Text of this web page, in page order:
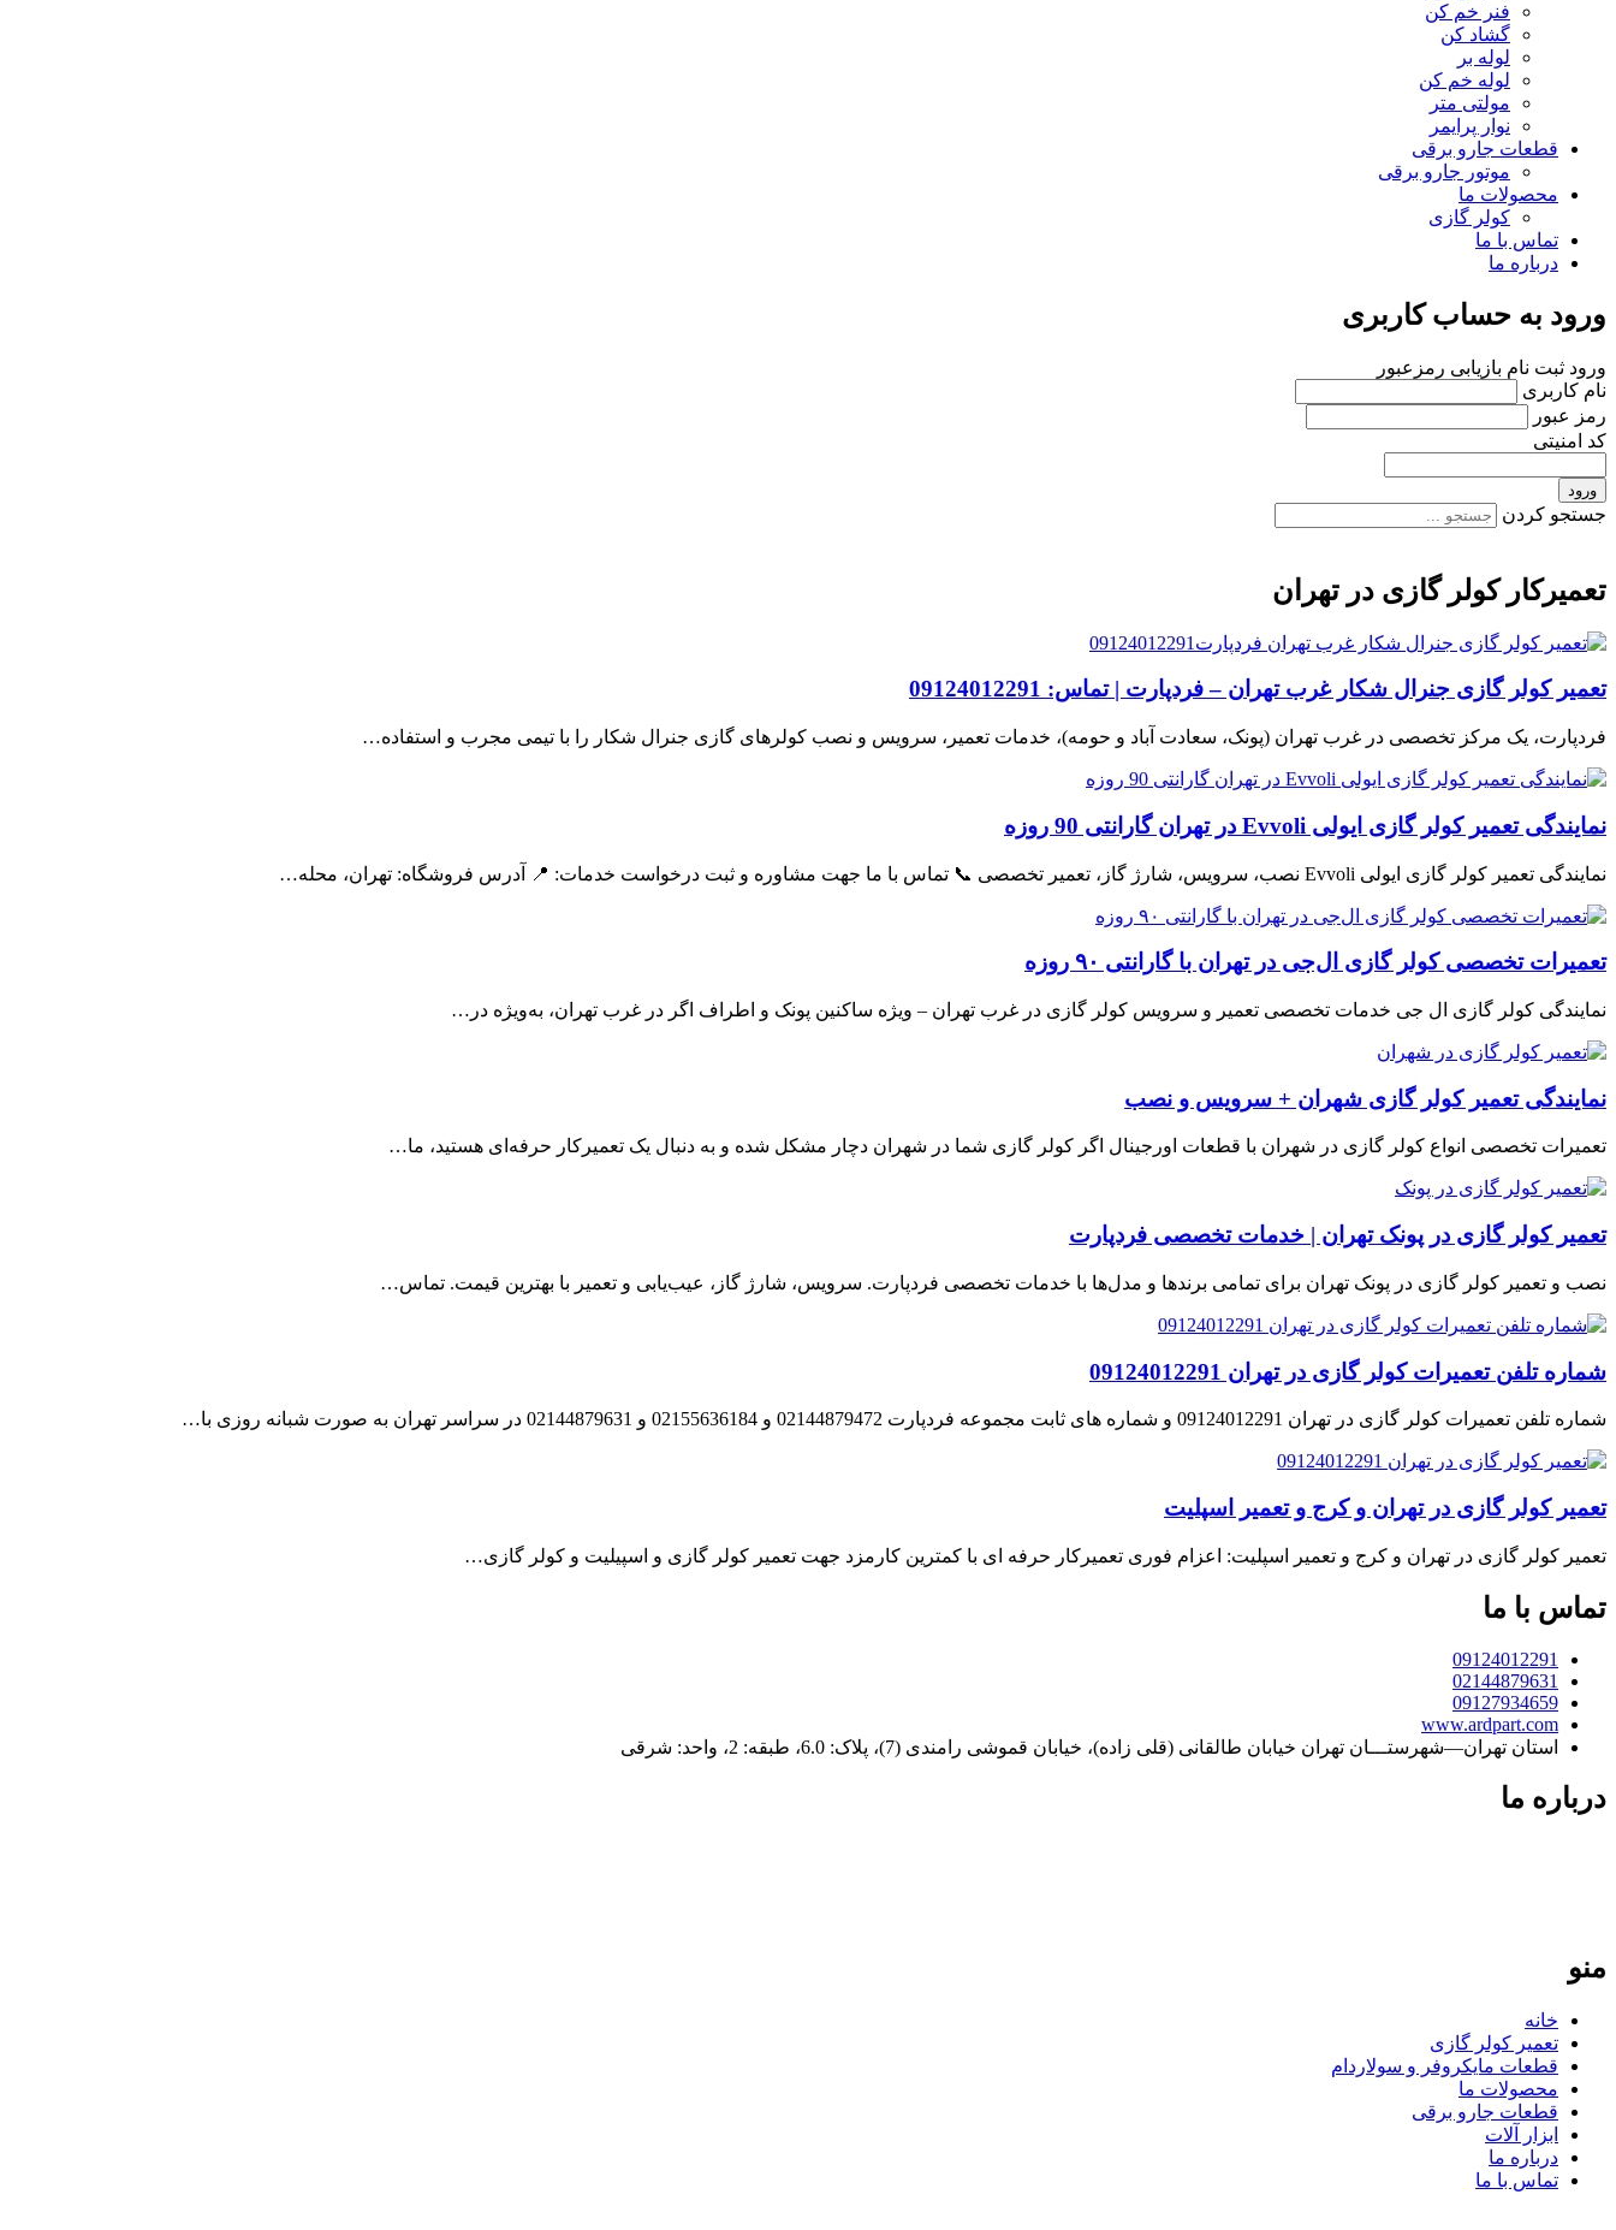
فنر خم کن
گشاد کن
لوله بر
لوله خم کن
مولتی متر
نوار پرایمر
قطعات جارو برقی
موتور جارو برقی
محصولات ما
کولر گازی
تماس با ما
درباره ما
ورود به حساب کاربری
ورود ثبت نام بازیابی رمزعبور
نام کاربری
رمز عبور
کد امنیتی
ورود
جستجو کردن
تعمیرکار کولر گازی در تهران
تعمیر کولر گازی جنرال شکار غرب تهران – فردپارت | تماس: 09124012291
فردپارت، یک مرکز تخصصی در غرب تهران (پونک، سعادت آباد و حومه)، خدمات تعمیر، سرویس و نصب کولرهای گازی جنرال شکار را با تیمی مجرب و استفاده…
نمایندگی تعمیر کولر گازی ایولی Evvoli در تهران گارانتی 90 روزه
نمایندگی تعمیر کولر گازی ایولی Evvoli نصب، سرویس، شارژ گاز، تعمیر تخصصی 📞 تماس با ما جهت مشاوره و ثبت درخواست خدمات: 📍 آدرس فروشگاه: تهران، محله…
تعمیرات تخصصی کولر گازی ال‌جی در تهران با گارانتی ۹۰ روزه
نمایندگی کولر گازی ال جی خدمات تخصصی تعمیر و سرویس کولر گازی در غرب تهران – ویژه ساکنین پونک و اطراف اگر در غرب تهران، به‌ویژه در…
نمایندگی تعمیر کولر گازی شهران + سرویس و نصب
تعمیرات تخصصی انواع کولر گازی در شهران با قطعات اورجینال اگر کولر گازی شما در شهران دچار مشکل شده و به دنبال یک تعمیرکار حرفه‌ای هستید، ما…
تعمیر کولر گازی در پونک تهران | خدمات تخصصی فردپارت
نصب و تعمیر کولر گازی در پونک تهران برای تمامی برندها و مدل‌ها با خدمات تخصصی فردپارت. سرویس، شارژ گاز، عیب‌یابی و تعمیر با بهترین قیمت. تماس…
شماره تلفن تعمیرات کولر گازی در تهران 09124012291
شماره تلفن تعمیرات کولر گازی در تهران 09124012291 و شماره های ثابت مجموعه فردپارت 02144879472 و 02155636184 و 02144879631 در سراسر تهران به صورت شبانه روزی با…
تعمیر کولر گازی در تهران و کرج و تعمیر اسپلیت
تعمیر کولر گازی در تهران و کرج و تعمیر اسپلیت: اعزام فوری تعمیرکار حرفه ای با کمترین کارمزد جهت تعمیر کولر گازی و اسپیلیت و کولر گازی…
تماس با ما
09124012291
02144879631
09127934659
www.ardpart.com
استان تهران—شهرستـــان تهران خیابان طالقانی (قلی زاده)، خیابان قموشی رامندی (7)، پلاک: 6.0، طبقه: 2، واحد: شرقی
درباره ما
منو
خانه
تعمیر کولر گازی
قطعات مایکروفر و سولاردام
محصولات ما
قطعات جارو برقی
ابزار آلات
درباره ما
تماس با ما